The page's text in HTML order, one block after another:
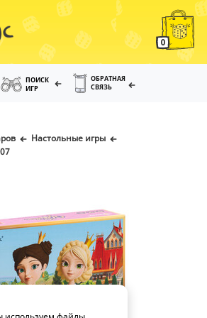
0
ПОИСК
ИГР
ОБРАТНАЯ
СВЯЗЬ
Настольные игры